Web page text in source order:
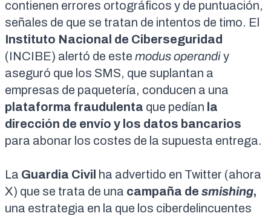
contienen errores ortográficos y de puntuación,
señales de que se tratan de intentos de timo. El
Instituto Nacional de Ciberseguridad
(INCIBE) alertó de este modus operandiy
aseguró que los SMS, que suplantan a
empresas de paquetería, conducen a una
plataforma fraudulenta que pedían la
dirección de envío y los datos bancarios
para abonar los costes de la supuesta entrega.
La Guardia Civil ha advertido en Twitter (ahora
X) que se trata de una campaña de smishing,
una estrategia en la que los ciberdelincuentes